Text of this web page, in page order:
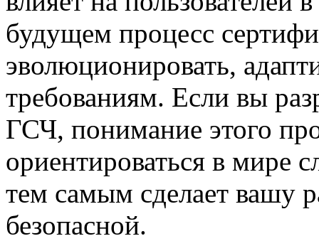
будущем процесс
эволюционировать,
требованиям. Если вы
ГСЧ, понимание этого
ориентироваться в мире
тем самым сделает вашу
безопасной.